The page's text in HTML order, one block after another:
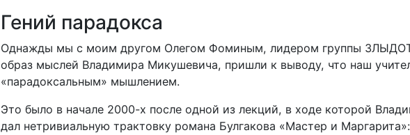
Гений парадокса
Однажды мы с моим другом Олегом Фоминым, лидером группы
образ мыслей Владимира Микушевича, пришли к выводу, что наш
«парадоксальным» мышлением.
Это было в начале 2000-х после одной из лекций, в ходе которой
дал нетривиальную трактовку романа Булгакова «Мастер и